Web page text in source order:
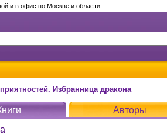
и в офис по Москве и области
Избранница дракона
Авторы